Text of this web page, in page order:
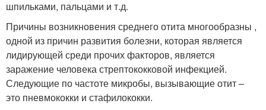
шпильками, пальцами и т.д.
Причины возникновения среднего отита многообразны ,
одной из причин развития болезни, которая является
лидирующей среди прочих факторов, является
заражение человека стрептококковой инфекцией.
Следующие по частоте микробы, вызывающие отит –
это пневмококки и стафилококки.